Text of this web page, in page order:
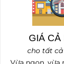
GIÁ CẢ
cho tất